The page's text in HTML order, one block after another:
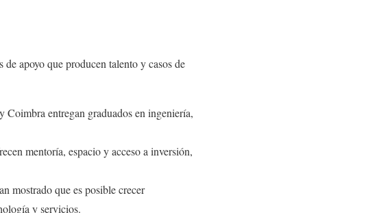
apoyo que producen talento y casos de
entregan graduados en ingeniería,
mentoría, espacio y acceso a inversión,
mostrado que es posible crecer
y servicios.